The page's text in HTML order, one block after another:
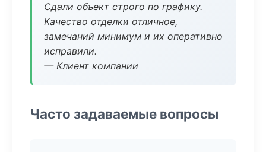
Сдали объект строго по графику.
Качество отделки отличное,
замечаний минимум и их оперативно
исправили.
— Клиент компании
Часто задаваемые вопросы